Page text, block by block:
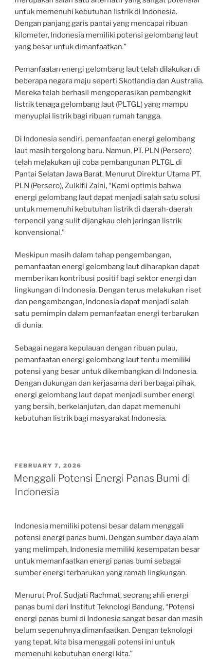
untuk memenuhi kebutuhan listrik di Indonesia.
Dengan panjang garis pantai yang mencapai ribuan
kilometer, Indonesia memiliki potensi gelombang laut
yang besar untuk dimanfaatkan.”
Pemanfaatan energi gelombang laut telah dilakukan di
beberapa negara maju seperti Skotlandia dan Australia.
Mereka telah berhasil mengoperasikan pembangkit
listrik tenaga gelombang laut (PLTGL) yang mampu
menyuplai listrik bagi ribuan rumah tangga.
Di Indonesia sendiri, pemanfaatan energi gelombang
laut masih tergolong baru. Namun, PT. PLN (Persero)
telah melakukan uji coba pembangunan PLTGL di
Pantai Selatan Jawa Barat. Menurut Direktur Utama PT.
PLN (Persero), Zulkifli Zaini, “Kami optimis bahwa
energi gelombang laut dapat menjadi salah satu solusi
untuk memenuhi kebutuhan listrik di daerah-daerah
terpencil yang sulit dijangkau oleh jaringan listrik
konvensional.”
Meskipun masih dalam tahap pengembangan,
pemanfaatan energi gelombang laut diharapkan dapat
memberikan kontribusi positif bagi sektor energi dan
lingkungan di Indonesia. Dengan terus melakukan riset
dan pengembangan, Indonesia dapat menjadi salah
satu pemimpin dalam pemanfaatan energi terbarukan
di dunia.
Sebagai negara kepulauan dengan ribuan pulau,
pemanfaatan energi gelombang laut tentu memiliki
potensi yang besar untuk dikembangkan di Indonesia.
Dengan dukungan dan kerjasama dari berbagai pihak,
energi gelombang laut dapat menjadi sumber energi
yang bersih, berkelanjutan, dan dapat memenuhi
kebutuhan listrik bagi masyarakat Indonesia.
POSTED
ON
FEBRUARY 7, 2026
Menggali Potensi Energi Panas Bumi di
Indonesia
Indonesia memiliki potensi besar dalam menggali
potensi energi panas bumi. Dengan sumber daya alam
yang melimpah, Indonesia memiliki kesempatan besar
untuk memanfaatkan energi panas bumi sebagai
sumber energi terbarukan yang ramah lingkungan.
Menurut Prof. Sudjati Rachmat, seorang ahli energi
panas bumi dari Institut Teknologi Bandung, “Potensi
energi panas bumi di Indonesia sangat besar dan masih
belum sepenuhnya dimanfaatkan. Dengan teknologi
yang tepat, kita bisa menggali potensi ini untuk
memenuhi kebutuhan energi kita.”